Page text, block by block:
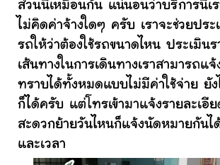
ส่วนนี้เหมือนกัน แน่นอนว่าบริการนี้เ
ไม่คิดค่าจ้างใดๆ ครับ เราจะช่วยประ
รถให้ว่าต้องใช้รถขนาดไหน ประเมิน
เส้นทางในการเดินทางเราสามารถแ
ทราบได้ทั้งหมดแบบไม่มีค่าใช้จ่าย ยัง
ก็ได้ครับ แต่โทรเข้ามาแจ้งรายละเอี
สะดวกย้ายวันไหนก็แจ้งนัดหมายกันไ
และเวลา